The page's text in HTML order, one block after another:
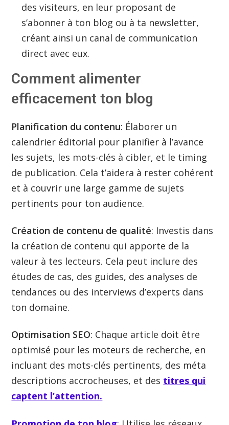
des visiteurs, en leur proposant de
s’abonner à ton blog ou à ta newsletter,
créant ainsi un canal de communication
direct avec eux.
Comment alimenter
efficacement ton blog
Planification du contenu: Élaborer un
calendrier éditorial pour planifier à l’avance
les sujets, les mots-clés à cibler, et le timing
de publication. Cela t’aidera à rester cohérent
et à couvrir une large gamme de sujets
pertinents pour ton audience.
Création de contenu de qualité: Investis dans
la création de contenu qui apporte de la
valeur à tes lecteurs. Cela peut inclure des
études de cas, des guides, des analyses de
tendances ou des interviews d’experts dans
ton domaine.
Optimisation SEO: Chaque article doit être
optimisé pour les moteurs de recherche, en
incluant des mots-clés pertinents, des méta
descriptions accrocheuses, et des titres qui
captent l’attention.